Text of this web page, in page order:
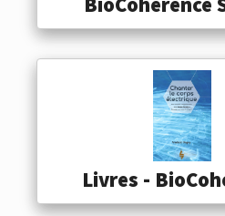
Livres -